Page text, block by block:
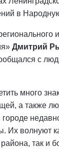
в
Дмитрий
с
много
а также
городе
Их волнуют
так и